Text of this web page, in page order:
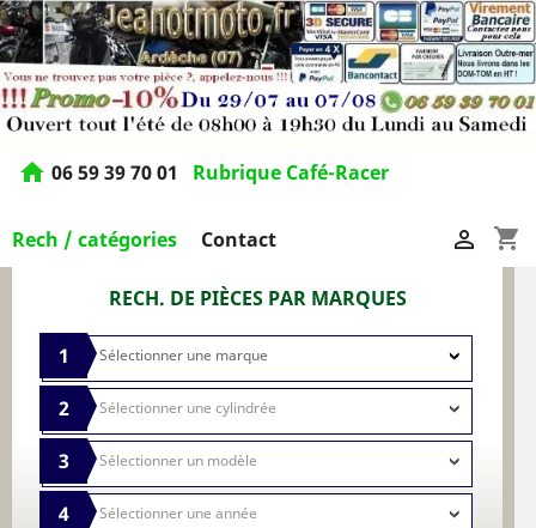
home 06 59 39 70 01 Rubrique Café-Racer
Rech / catégories Contact shopping_cart

RECH. DE PIÈCES PAR MARQUES
1
2
3
4